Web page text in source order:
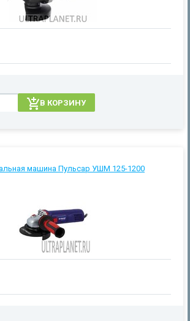
В КОРЗИНУ
машина Пульсар УШМ 125-1200